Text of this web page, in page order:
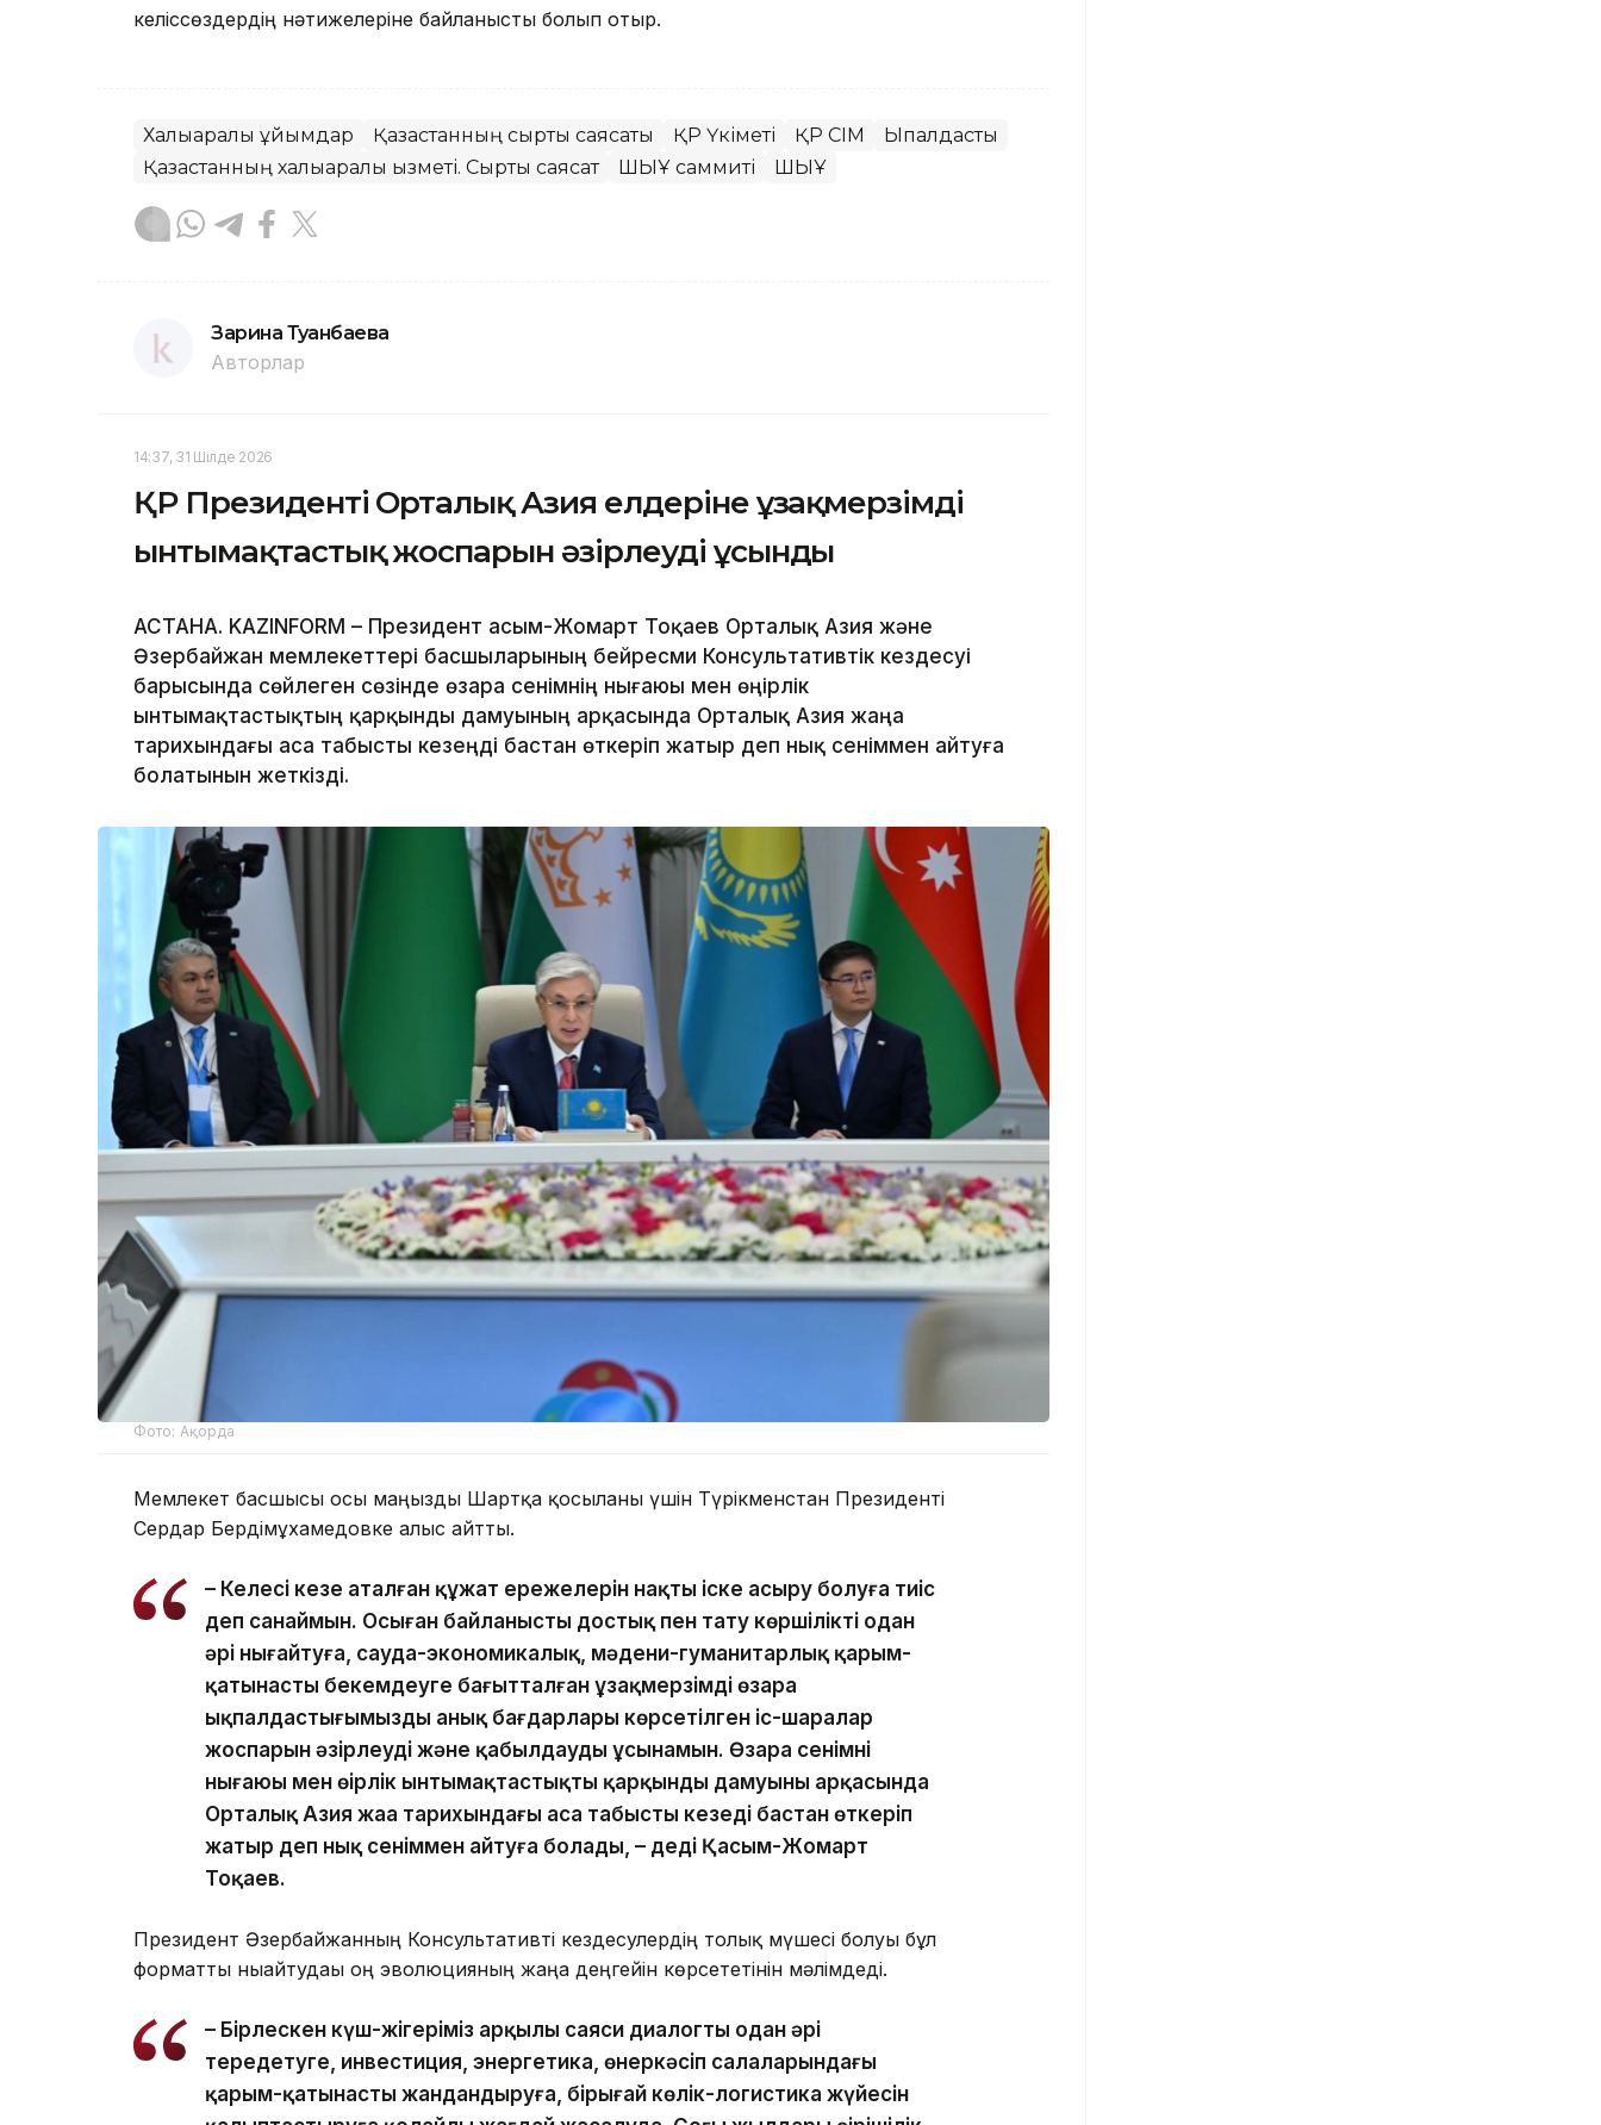
келіссөздердің нәтижелеріне байланысты болып отыр.
Халықаралық ұйымдар Қазақстанның сыртқы саясаты ҚР Үкіметі ҚР СІМ
Ықпалдастық
Қазақстанның халықаралық қызметі. Сыртқы саясат
ШЫҰ саммиті ШЫҰ
Зарина Туғанбаева
Авторлар
14:37, 31 Шілде 2026
ҚР Президенті Орталық Азия елдеріне ұзақмерзімді
ынтымақтастық жоспарын әзірлеуді ұсынды
АСТАНА. KAZINFORM – Президент Қасым-Жомарт Тоқаев Орталық Азия және
Әзербайжан мемлекеттері басшыларының бейресми Консультативтік кездесуі
барысында сөйлеген сөзінде өзара сенімнің нығаюы мен өңірлік
ынтымақтастықтың қарқынды дамуының арқасында Орталық Азия жаңа
тарихындағы аса табысты кезеңді бастан өткеріп жатыр деп нық сеніммен айтуға
болатынын жеткізді.
Фото: Ақорда
Мемлекет басшысы осы маңызды Шартқа қосылғаны үшін Түрікменстан Президенті
Сердар Бердімұхамедовке алғыс айтты.
– Келесі кезең аталған құжат ережелерін нақты іске асыру болуға тиіс
деп санаймын. Осыған байланысты достық пен тату көршілікті одан
әрі нығайтуға, сауда-экономикалық, мәдени-гуманитарлық қарым-
қатынасты бекемдеуге бағытталған ұзақмерзімді өзара
ықпалдастығымыздың анық бағдарлары көрсетілген іс-шаралар
жоспарын әзірлеуді және қабылдауды ұсынамын. Өзара сенімнің
нығаюы мен өңірлік ынтымақтастықтың қарқынды дамуының арқасында
Орталық Азия жаңа тарихындағы аса табысты кезеңді бастан өткеріп
жатыр деп нық сеніммен айтуға болады, – деді Қасым-Жомарт
Тоқаев.
Президент Әзербайжанның Консультативті кездесулердің толық мүшесі болуы бұл
форматты нығайтудағы оң эволюцияның жаңа деңгейін көрсететінін мәлімдеді.
– Бірлескен күш-жігеріміз арқылы саяси диалогты одан әрі
тереңдетуге, инвестиция, энергетика, өнеркәсіп салаларындағы
қарым-қатынасты жандандыруға, бірыңғай көлік-логистика жүйесін